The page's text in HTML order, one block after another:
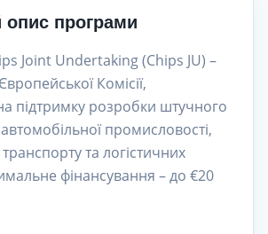
опис програми
Joint Undertaking (Chips JU) –
Комісії,
підтримку розробки штучного
автомобільної промисловості,
та логістичних
фінансування – до €20